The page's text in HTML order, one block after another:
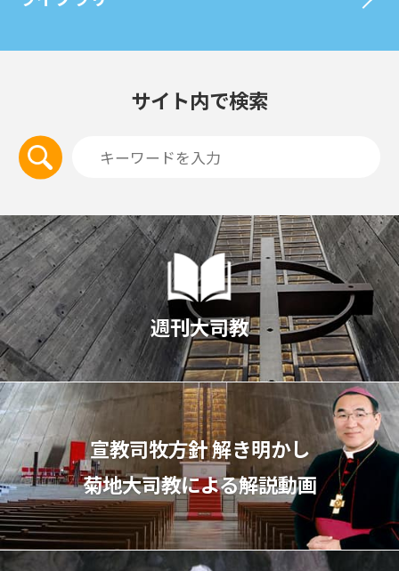
サイト内で検索
週刊大司教
宣教司牧⽅針 解き明かし
菊地⼤司教による解説動画